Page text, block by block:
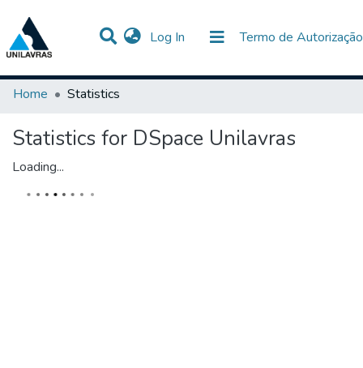
Log In (current) Termo de Autorização
Communities & Collections
All of DSpace
Home
Statistics
Statistics for DSpace Unilavras
Loading...